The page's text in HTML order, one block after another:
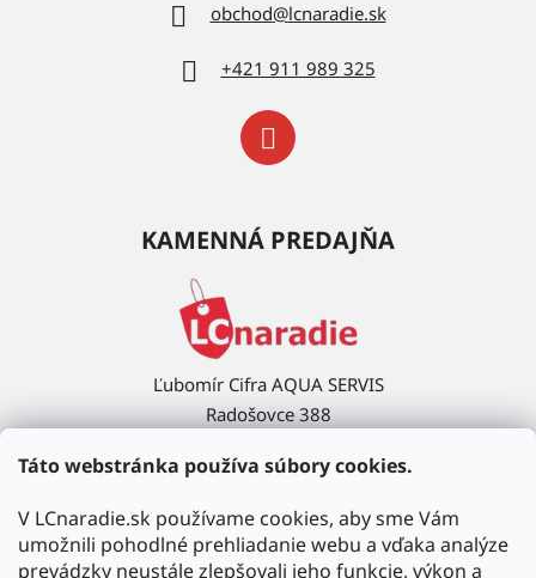
Táto webstránka používa súbory cookies.
V LCnaradie.sk používame cookies, aby sme Vám
umožnili pohodlné prehliadanie webu a vďaka analýze
prevádzky neustále zlepšovali jeho funkcie, výkon a
obchod@lcnaradie.sk
+421 911 989 325
KAMENNÁ PREDAJŇA
Ľubomír Cifra AQUA SERVIS
Radošovce 388